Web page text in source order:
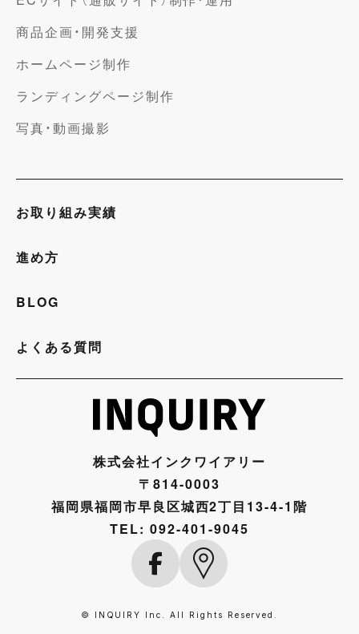
商品企画・開発支援
ホームページ制作
ランディングページ制作
写真・動画撮影
お取り組み実績
進め方
BLOG
よくある質問
株式会社インクワイアリー
〒814-0003
福岡県福岡市早良区城西2丁目13-4-1階
TEL:092-401-9045
© INQUIRY Inc. All Rights Reserved.